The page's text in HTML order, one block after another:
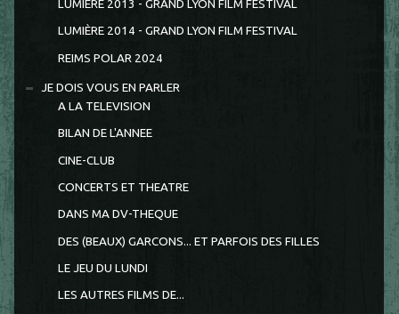
LUMIÈRE 2013 - GRAND LYON FILM FESTIVAL
LUMIÈRE 2014 - GRAND LYON FILM FESTIVAL
REIMS POLAR 2024
JE DOIS VOUS EN PARLER
A LA TELEVISION
BILAN DE L'ANNEE
CINE-CLUB
CONCERTS ET THEATRE
DANS MA DV-THEQUE
DES (BEAUX) GARCONS... ET PARFOIS DES FILLES
LE JEU DU LUNDI
LES AUTRES FILMS DE...